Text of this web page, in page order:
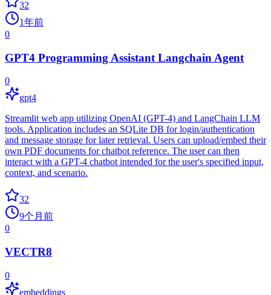
32
1年前
0
GPT4 Programming Assistant Langchain Agent
0
gpt4
Streamlit web app utilizing OpenAI (GPT-4) and LangChain LLM
tools. Application includes an SQLite DB for login/authentication
and message storage for later retrieval. Users can upload/embed their
own PDF documents for chatbot reference. The user can then
interact with a GPT-4 chatbot intended for the user's specified input,
context, and scenario.
32
9个月前
0
VECTR8
0
embeddings